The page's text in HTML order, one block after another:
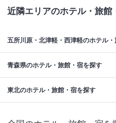
近隣エリアのホテル・旅館
五所川原・北津軽・西津軽のホテル
青森県のホテル・旅館・宿を探す
東北のホテル・旅館・宿を探す